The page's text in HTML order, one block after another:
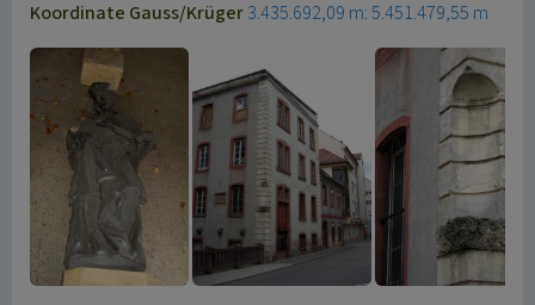
Koordinate Gauss/Krüger3.435.692,09 m: 5.451.479,55 m